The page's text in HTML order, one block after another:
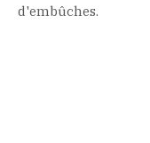
d'embûches.